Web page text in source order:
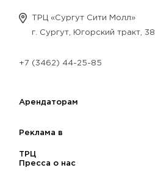
ТРЦ «Сургут Сити Молл»
г. Сургут, Югорский тракт, 38
+7 (3462) 44-25-85
Арендаторам
Реклама в
ТРЦ
Пресса о нас